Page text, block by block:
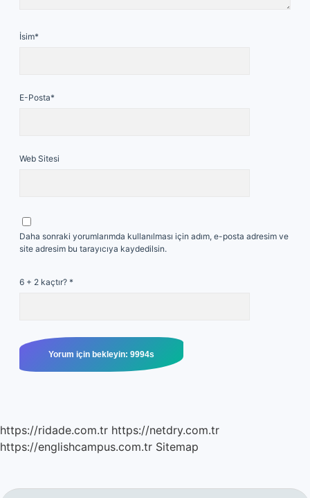
İsim*
E-Posta*
Web Sitesi
Daha sonraki yorumlarımda kullanılması için adım, e-posta adresim ve
site adresim bu tarayıcıya kaydedilsin.
6 + 2 kaçtır? *
https://ridade.com.tr https://netdry.com.tr
https://englishcampus.com.tr Sitemap